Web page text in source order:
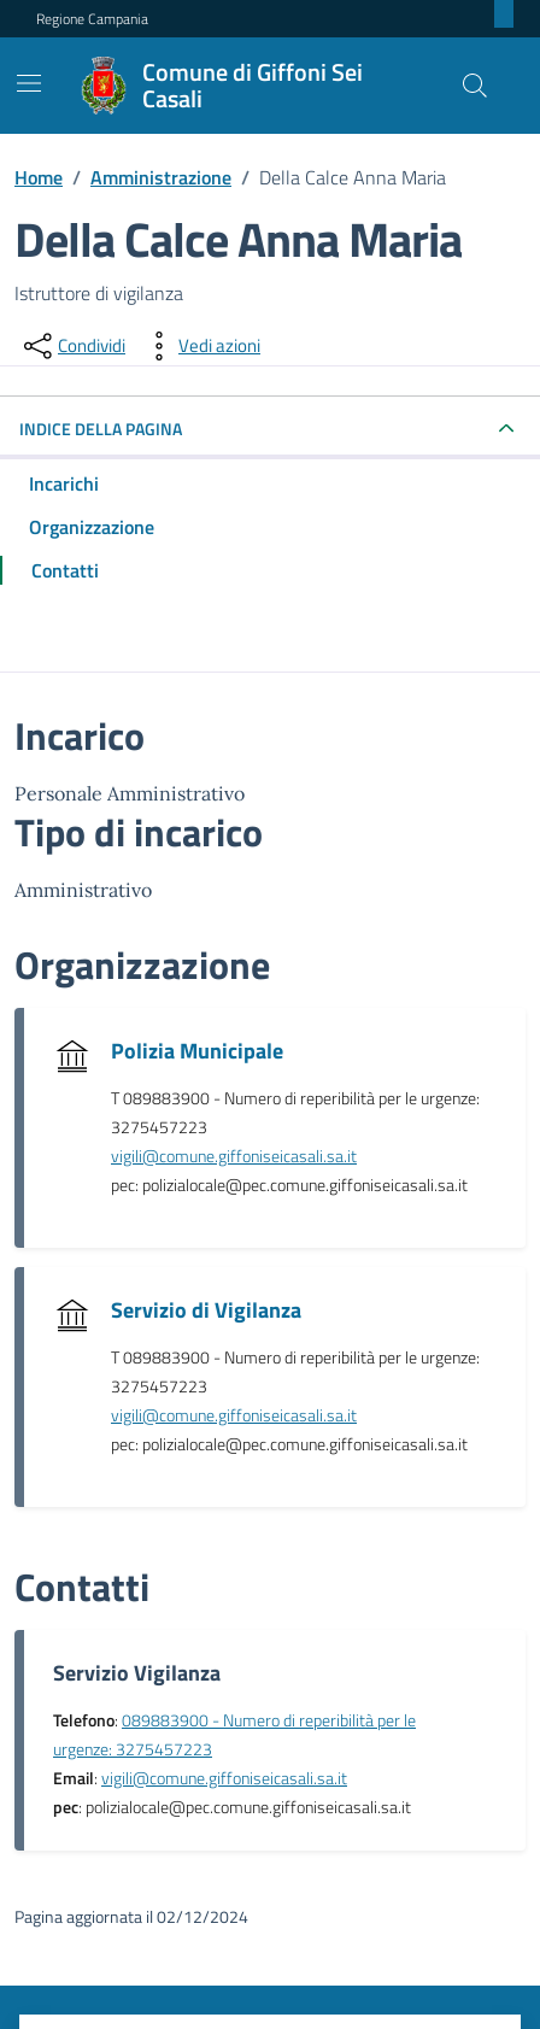
Regione Campania
Comune di Giffoni Sei
Casali
Home / Amministrazione / Della Calce Anna Maria
Della Calce Anna Maria
Dettagli della persona pubblica
Istruttore di vigilanza
Condividi Vedi azioni
INDICE DELLA PAGINA
Incarichi
Organizzazione
Contatti
Incarico
Personale Amministrativo
Tipo di incarico
Amministrativo
Organizzazione
Polizia Municipale
T 089883900 - Numero di reperibilità per le urgenze:
3275457223
vigili@comune.giffoniseicasali.sa.it
pec: polizialocale@pec.comune.giffoniseicasali.sa.it
Servizio di Vigilanza
T 089883900 - Numero di reperibilità per le urgenze:
3275457223
vigili@comune.giffoniseicasali.sa.it
pec: polizialocale@pec.comune.giffoniseicasali.sa.it
Contatti
Servizio Vigilanza
Telefono:089883900 - Numero di reperibilità per le
urgenze: 3275457223
Email:vigili@comune.giffoniseicasali.sa.it
pec: polizialocale@pec.comune.giffoniseicasali.sa.it
Pagina aggiornata il 02/12/2024